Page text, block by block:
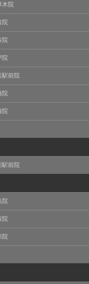
木院
院
院
院
駅前院
院
院
駅前院
院
院
院